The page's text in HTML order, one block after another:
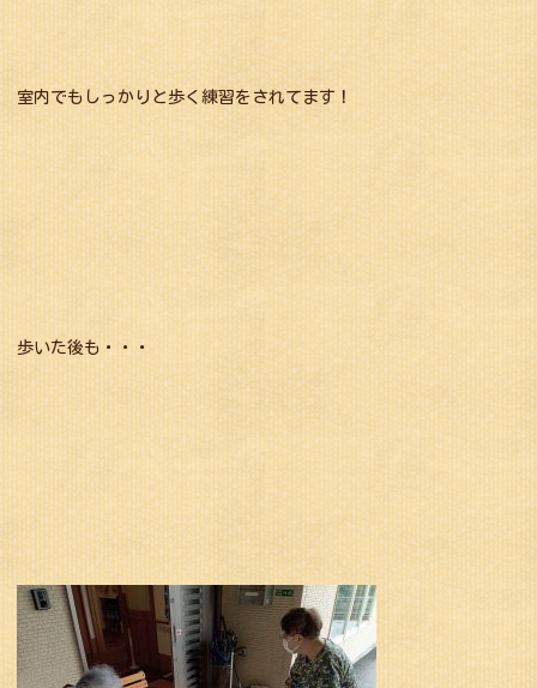
室内でもしっかりと歩く練習をされてます！
歩いた後も・・・